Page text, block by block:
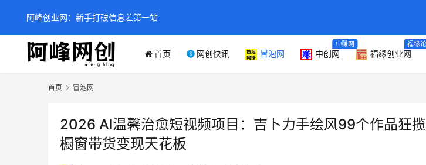
首页 网创快讯 冒泡网 中创网
中赚网
福缘创业网
福缘
首页 冒泡网
2026 AI温馨治愈短视频项目：吉卜力手绘风99个作品狂
橱窗带货变现天花板
阿峰创业网：新手打破信息差第一站